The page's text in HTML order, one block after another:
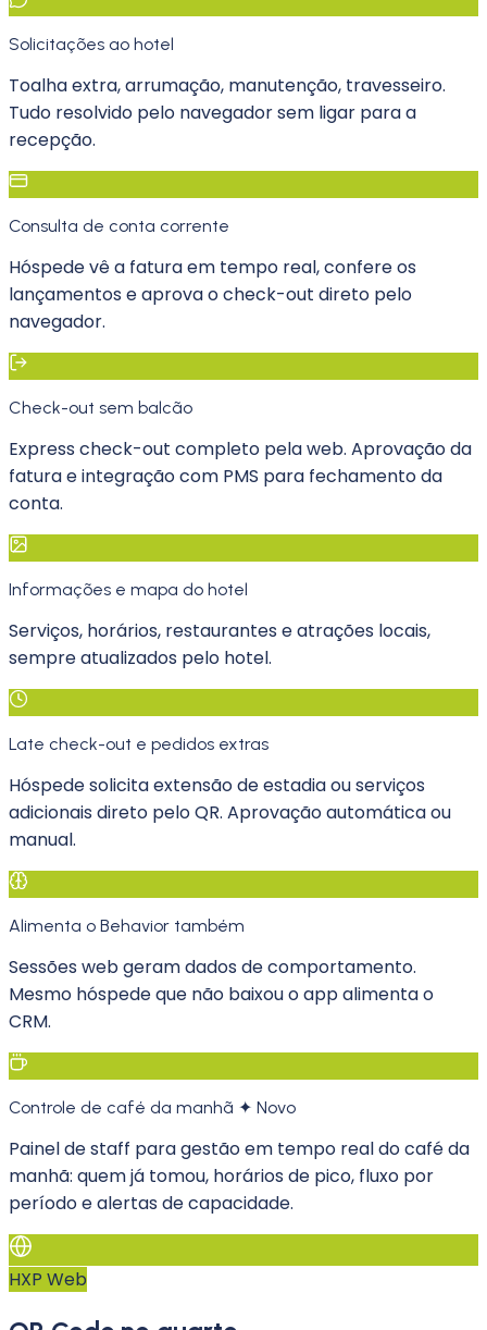
Solicitações ao hotel
Toalha extra, arrumação, manutenção, travesseiro.
Tudo resolvido pelo navegador sem ligar para a
recepção.
Consulta de conta corrente
Hóspede vê a fatura em tempo real, confere os
lançamentos e aprova o check-out direto pelo
navegador.
Check-out sem balcão
Express check-out completo pela web. Aprovação da
fatura e integração com PMS para fechamento da
conta.
Informações e mapa do hotel
Serviços, horários, restaurantes e atrações locais,
sempre atualizados pelo hotel.
Late check-out e pedidos extras
Hóspede solicita extensão de estadia ou serviços
adicionais direto pelo QR. Aprovação automática ou
manual.
Alimenta o Behavior também
Sessões web geram dados de comportamento.
Mesmo hóspede que não baixou o app alimenta o
CRM.
Controle de café da manhã ✦ Novo
Painel de staff para gestão em tempo real do café da
manhã: quem já tomou, horários de pico, fluxo por
período e alertas de capacidade.
HXP Web